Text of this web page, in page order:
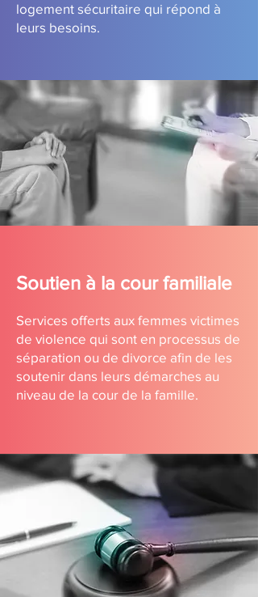
logement sécuritaire qui répond à
leurs besoins.
Soutien à la cour familiale
Services offerts aux femmes victimes
de violence qui sont en processus de
séparation ou de divorce afin de les
soutenir dans leurs démarches au
niveau de la cour de la famille.